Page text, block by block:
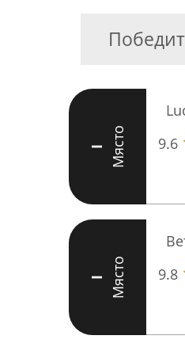
I Място
9.6
I Място
9.8